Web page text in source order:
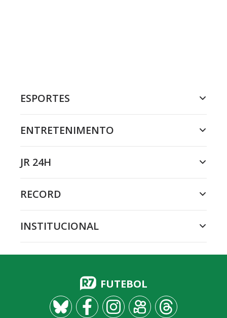
ESPORTES
ENTRETENIMENTO
JR 24H
RECORD
INSTITUCIONAL
FUTEBOL